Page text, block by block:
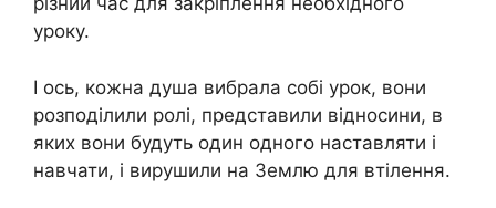
уроку.
І ось, кожна душа вибрала собі урок, вони
розподілили ролі, представили відносини, в
яких вони будуть один одного наставляти і
навчати, і вирушили на Землю для втілення.